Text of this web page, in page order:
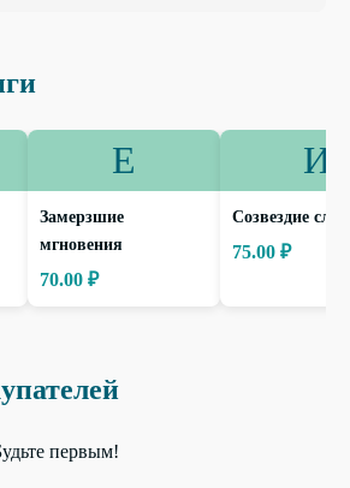
Е
Замерзшие
мгновения
70.00 ₽
И
Созвездие слов
75.00 ₽
первым!